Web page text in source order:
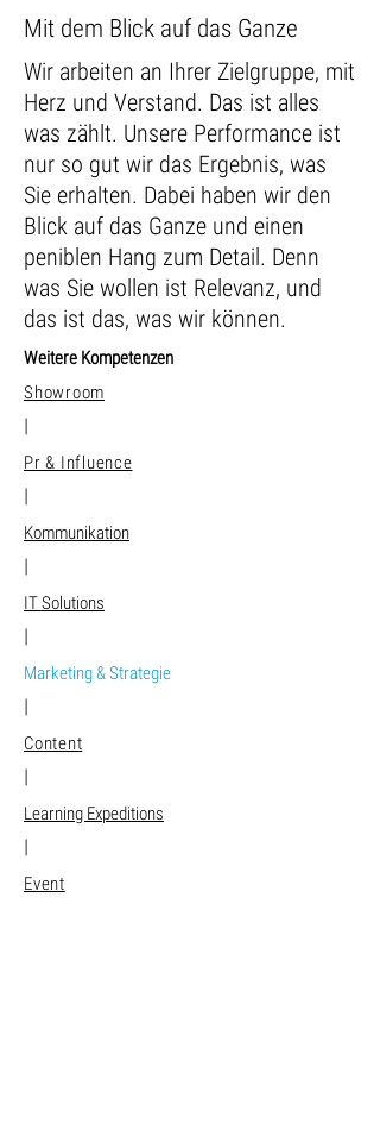
Mit dem Blick auf das Ganze
Wir arbeiten an Ihrer Zielgruppe, mit
Herz und Verstand. Das ist alles
was zählt. Unsere Performance ist
nur so gut wir das Ergebnis, was
Sie erhalten. Dabei haben wir den
Blick auf das Ganze und einen
peniblen Hang zum Detail. Denn
was Sie wollen ist Relevanz, und
das ist das, was wir können.
Weitere Kompetenzen
Showroom
Pr & Influence
|
|
Kommunikation
IT Solutions
|
|
Marketing & Strategie
|
Event
|
Learning Expeditions
Content
|